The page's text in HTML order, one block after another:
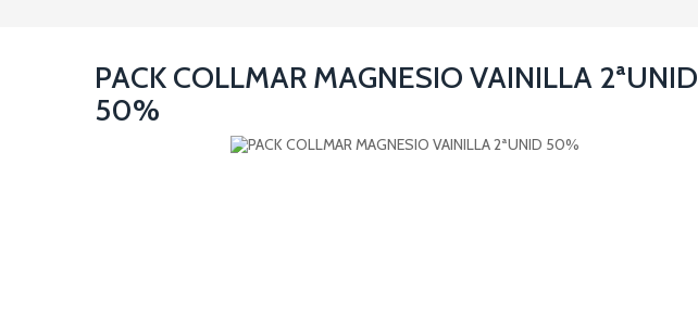
PACK COLLMAR MAGNESIO VAINILLA 2ªUNID
50%